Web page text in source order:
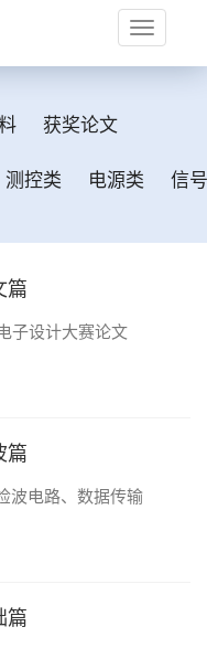
Toggle
获奖论文
测控类 电源类 信
篇
子设计大赛论文
篇
波电路、数据传输
篇